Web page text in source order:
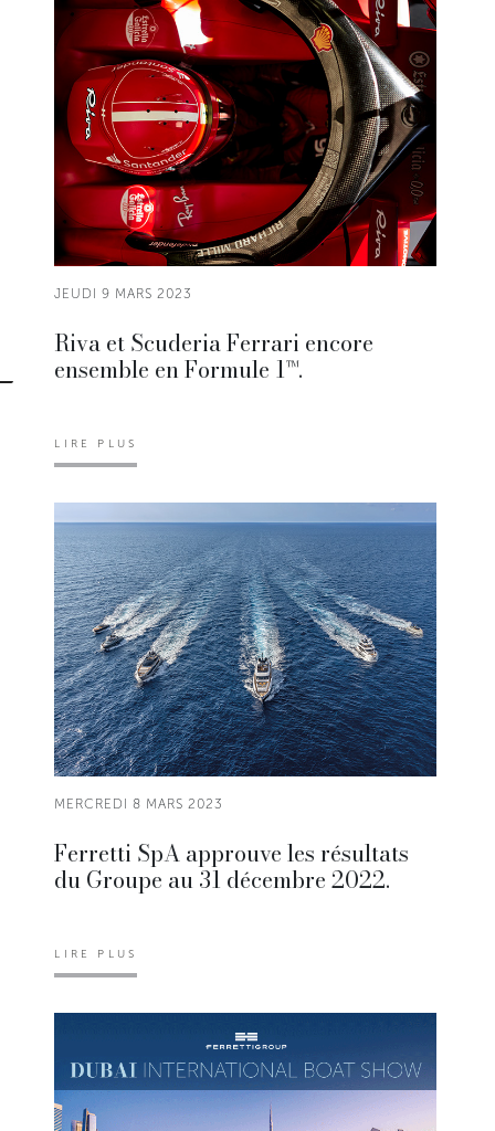
JEUDI 9 MARS 2023
Riva et Scuderia Ferrari encore
ensemble en Formule 1™.
LIRE PLUS
MERCREDI 8 MARS 2023
Ferretti SpA approuve les résultats
du Groupe au 31 décembre 2022.
LIRE PLUS